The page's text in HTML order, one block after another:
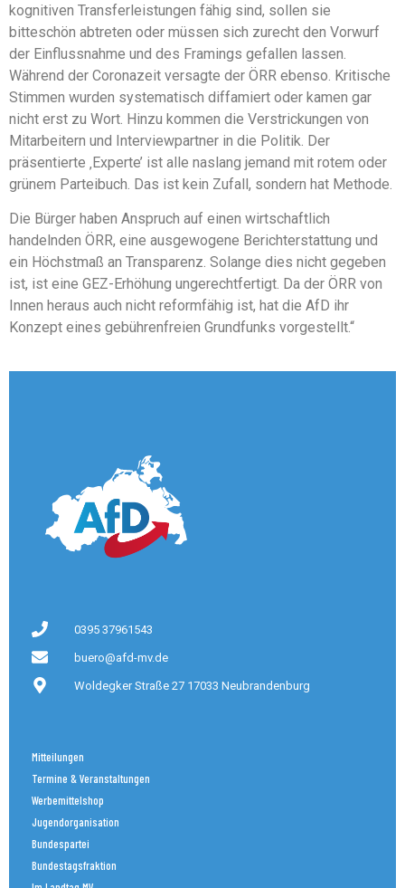
kognitiven Transferleistungen fähig sind, sollen sie
bitteschön abtreten oder müssen sich zurecht den Vorwurf
der Einflussnahme und des Framings gefallen lassen.
Während der Coronazeit versagte der ÖRR ebenso. Kritische
Stimmen wurden systematisch diffamiert oder kamen gar
nicht erst zu Wort. Hinzu kommen die Verstrickungen von
Mitarbeitern und Interviewpartner in die Politik. Der
präsentierte ‚Experte’ ist alle naslang jemand mit rotem oder
grünem Parteibuch. Das ist kein Zufall, sondern hat Methode.
Die Bürger haben Anspruch auf einen wirtschaftlich
handelnden ÖRR, eine ausgewogene Berichterstattung und
ein Höchstmaß an Transparenz. Solange dies nicht gegeben
ist, ist eine GEZ-Erhöhung ungerechtfertigt. Da der ÖRR von
Innen heraus auch nicht reformfähig ist, hat die AfD ihr
Konzept eines gebührenfreien Grundfunks vorgestellt.“
0395 37961543
buero@afd-mv.de
Woldegker Straße 27 17033 Neubrandenburg
Mitteilungen
Termine & Veranstaltungen
Werbemittelshop
Jugendorganisation
Bundespartei
Bundestagsfraktion